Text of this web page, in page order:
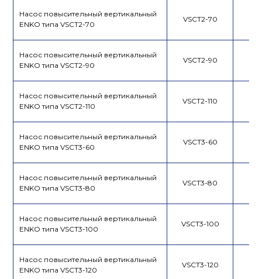
Насос повысительный вертикальный
ENKO типа VSCT2-70
VSCT2-70
Насос повысительный вертикальный
ENKO типа VSCT2-90
VSCT2-90
Насос повысительный вертикальный
ENKO типа VSCT2-110
VSCT2-110
Насос повысительный вертикальный
ENKO типа VSCT3-60
VSCT3-60
Насос повысительный вертикальный
ENKO типа VSCT3-80
VSCT3-80
Насос повысительный вертикальный
ENKO типа VSCT3-100
VSCT3-100
Насос повысительный вертикальный
ENKO типа VSCT3-120
VSCT3-120